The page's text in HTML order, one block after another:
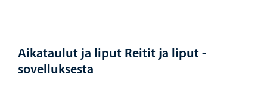
Aikataulut ja liput Reitit ja liput -
sovelluksesta